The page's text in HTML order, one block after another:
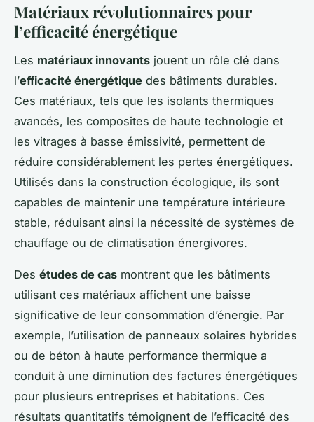
Matériaux révolutionnaires pour
l’efficacité énergétique
Les matériaux innovants jouent un rôle clé dans
l’efficacité énergétique des bâtiments durables.
Ces matériaux, tels que les isolants thermiques
avancés, les composites de haute technologie et
les vitrages à basse émissivité, permettent de
réduire considérablement les pertes énergétiques.
Utilisés dans la construction écologique, ils sont
capables de maintenir une température intérieure
stable, réduisant ainsi la nécessité de systèmes de
chauffage ou de climatisation énergivores.
Des études de cas montrent que les bâtiments
utilisant ces matériaux affichent une baisse
significative de leur consommation d’énergie. Par
exemple, l’utilisation de panneaux solaires hybrides
ou de béton à haute performance thermique a
conduit à une diminution des factures énergétiques
pour plusieurs entreprises et habitations. Ces
résultats quantitatifs témoignent de l’efficacité des